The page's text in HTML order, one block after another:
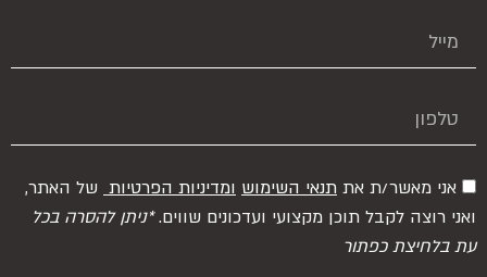
אני מאשר/ת את תנאי השימוש ומדיניות הפרטיות של האתר,
ואני רוצה לקבל תוכן מקצועי ועדכונים שווים.*ניתן להסרה בכל
עת בלחיצת כפתור